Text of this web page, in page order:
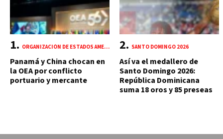
ORGANIZACIÓN DE ESTADOS AMERICANOS (OEA)
Panamá y China chocan en
la OEA por conflicto
portuario y mercante
SANTO DOMINGO 2026
Así va el medallero de
Santo Domingo 2026:
República Dominicana
suma 18 oros y 85 preseas